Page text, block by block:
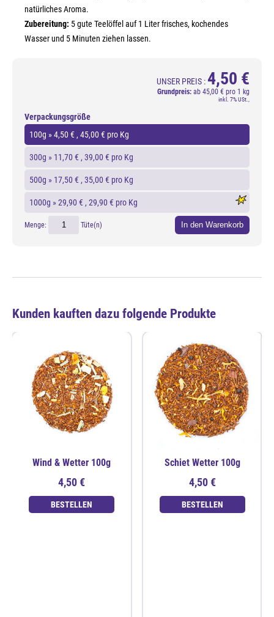
natürliches Aroma.
Zubereitung: 5 gute Teelöffel auf 1 Liter frisches, kochendes
Wasser und 5 Minuten ziehen lassen.
UNSER PREIS : 4,50 €
Grundpreis: ab 45,00 € pro 1 kg
inkl. 7% USt.,
Verpackungsgröße
100g »4,50 € , 45,00 € pro Kg
300g » 11,70 € , 39,00 € pro Kg
500g » 17,50 € , 35,00 € pro Kg
1000g »29,90 € , 29,90 € pro Kg
Menge: Tüte(n) In den Warenkorb
Kunden kauften dazu folgende Produkte
Wind & Wetter 100g
4,50 €
BESTELLEN
Schiet Wetter 100g
4,50 €
BESTELLEN